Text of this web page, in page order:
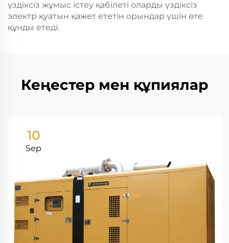
үздіксіз жұмыс істеу қабілеті оларды үздіксіз
электр қуатын қажет ететін орындар үшін өте
құнды етеді.
Кеңестер мен құпиялар
10
Sep